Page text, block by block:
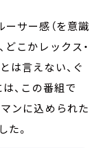
ーサー感（を意識
こかレックス・
は言えない、ぐ
、この番組で
ンに込められた
た。